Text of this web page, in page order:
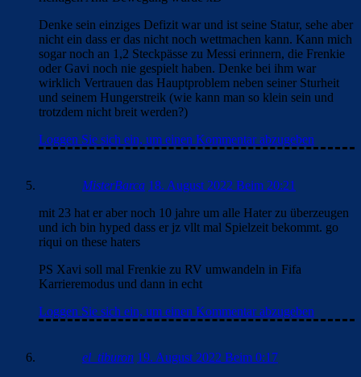
Denke sein einziges Defizit war und ist seine Statur, sehe aber
nicht ein dass er das nicht noch wettmachen kann. Kann mich
sogar noch an 1,2 Steckpässe zu Messi erinnern, die Frenkie
oder Gavi noch nie gespielt haben. Denke bei ihm war
wirklich Vertrauen das Hauptproblem neben seiner Sturheit
und seinem Hungerstreik (wie kann man so klein sein und
trotzdem nicht breit werden?)
Loggen Sie sich ein, um einen Kommentar abzugeben
MisterBarca 18. August 2022 Beim 20:21
mit 23 hat er aber noch 10 jahre um alle Hater zu überzeugen
und ich bin hyped dass er jz vllt mal Spielzeit bekommt. go
riqui on these haters
PS Xavi soll mal Frenkie zu RV umwandeln in Fifa
Karrieremodus und dann in echt
Loggen Sie sich ein, um einen Kommentar abzugeben
el_tiburon 19. August 2022 Beim 0:17